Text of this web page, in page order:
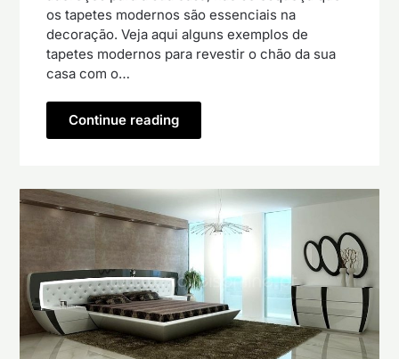
os tapetes modernos são essenciais na
decoração. Veja aqui alguns exemplos de
tapetes modernos para revestir o chão da sua
casa com o…
Continue reading